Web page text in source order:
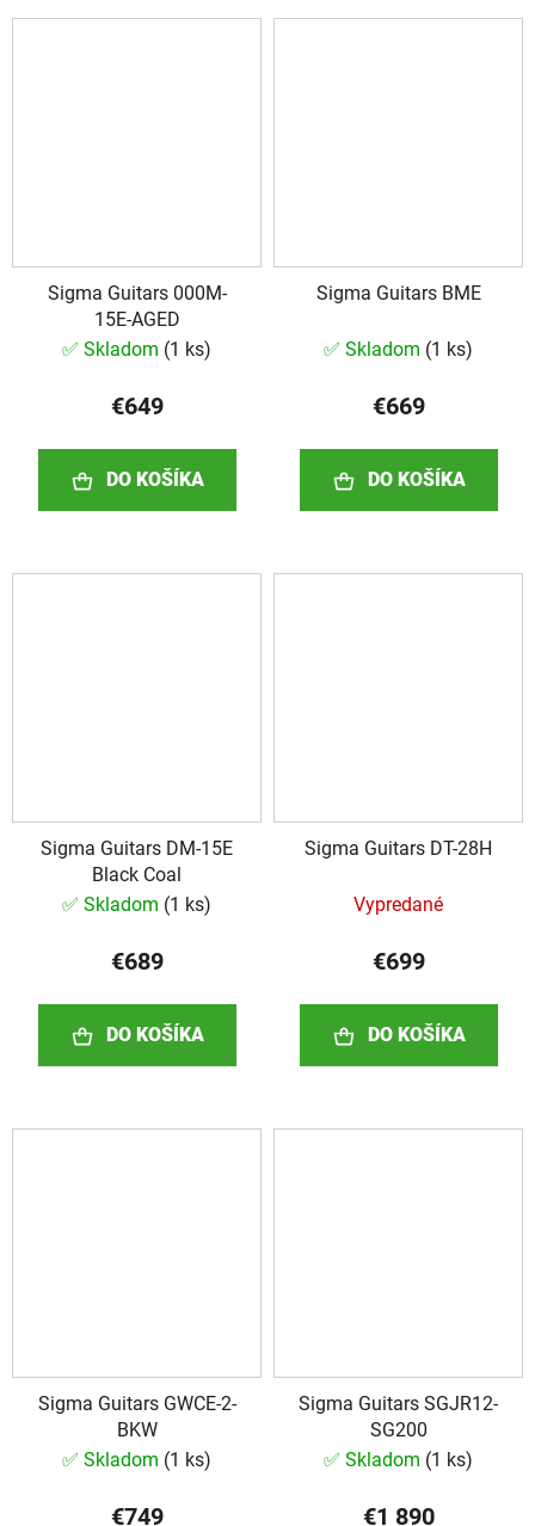
Sigma Guitars 000M-
15E-AGED
✅ Skladom (1 ks)
€649
DO KOŠÍKA
Sigma Guitars BME
✅ Skladom (1 ks)
€669
DO KOŠÍKA
Sigma Guitars DM-15E
Black Coal
✅ Skladom (1 ks)
€689
DO KOŠÍKA
Sigma Guitars DT-28H
Vypredané
€699
DO KOŠÍKA
Sigma Guitars GWCE-2-
BKW
✅ Skladom (1 ks)
€749
Sigma Guitars SGJR12-
SG200
✅ Skladom (1 ks)
€1 890